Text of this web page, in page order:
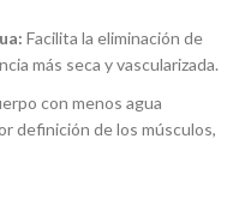
Facilita la eliminación de
más seca y vascularizada.
con menos agua
definición de los músculos,